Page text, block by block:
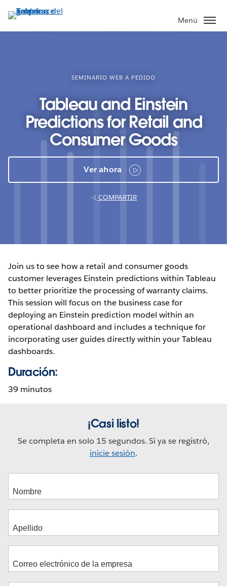
contenido
Menú
SEMINARIO WEB A PEDIDO
Tableau and Einstein
Predictions for Retail and
Consumer Goods
Ver ahora
COMPARTIR
Join us to see how a retail and consumer goods
customer leverages Einstein predictions within Tableau
to better prioritize the processing of warranty claims.
This session will focus on the business case for
deploying an Einstein prediction model within an
operational dashboard and includes a technique for
incorporating user guides directly within your Tableau
dashboards.
Duración:
39 minutos
¡Casi listo!
Se completa en solo 15 segundos. Si ya se registró,
inicie sesión.